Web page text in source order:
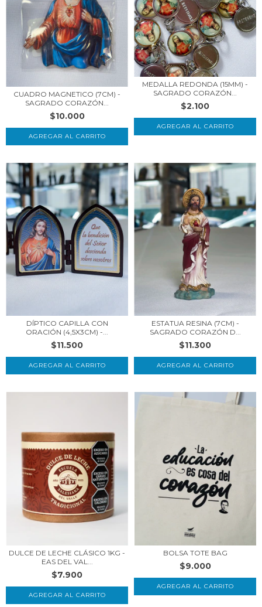
CUADRO MAGNETICO (7CM) -
SAGRADO CORAZÓN...
$10.000
MEDALLA REDONDA (15MM) -
SAGRADO CORAZÓN...
$2.100
DÍPTICO CAPILLA CON
ORACIÓN (4,5X3CM) -...
$11.500
ESTATUA RESINA (7CM) -
SAGRADO CORAZÓN D...
$11.300
DULCE DE LECHE CLÁSICO 1KG -
EAS DEL VAL...
$7.900
AGREGAR AL CARRITO
BOLSA TOTE BAG
$9.000